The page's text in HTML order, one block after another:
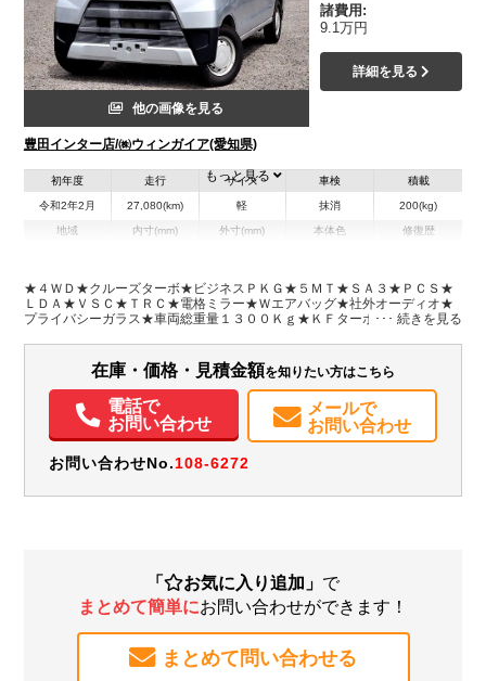
他の画像を見る
豊田インター店/㈱ウィンガイア(愛知県)
諸費用:
9.1万円
詳細を見る
初年度
令和2年2月
走行
27,080(km)
サイズ
軽
車検
抹消
積載
200(kg)
地域 内寸(mm)
H:1,180
外寸(mm)
H:1,870
本体色 修復歴
装備情報
記録簿（一部含む）
取扱説明書（一部含む）
もっと見る
★４ＷＤ★クルーズターボ★ビジネスＰＫＧ★５ＭＴ★ＳＡ３★ＰＣＳ★
ＬＤＡ★ＶＳＣ★ＴＲＣ★電格ミラー★Ｗエアバッグ★社外オーディオ★
プライバシーガラス★車両総重量１３００Ｋｇ★ＫＦターボ６４馬力★荷
スペアキー★フロアマット＆バイザー★スタッドレスタイヤ・社外ホイー
在庫・価格・見積金額を知りたい方はこちら
電話で
お問い合わせ
メールで
お問い合わせ
お問い合わせNo.108-6272
「 お気に入り追加」 で
まとめて簡単にお問い合わせができます！
まとめて問い合わせる